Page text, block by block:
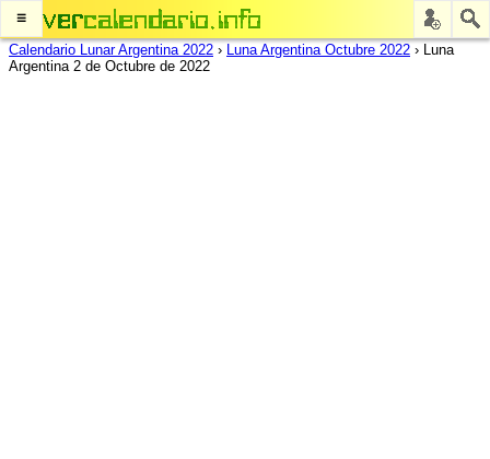
≡
Calendario Lunar Argentina 2022 › Luna Argentina Octubre 2022 › Luna
Argentina 2 de Octubre de 2022